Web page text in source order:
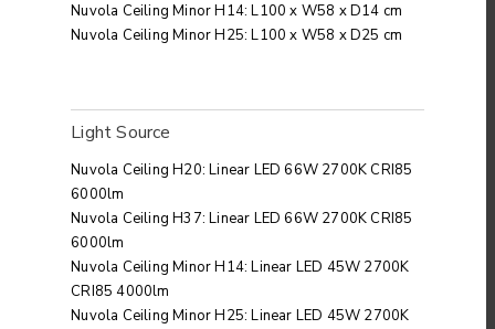
Nuvola Ceiling Minor H14: L100 x W58 x D14 cm
Nuvola Ceiling Minor H25: L100 x W58 x D25 cm
Light Source
Nuvola Ceiling H20: Linear LED 66W 2700K CRI85
6000lm
Nuvola Ceiling H37: Linear LED 66W 2700K CRI85
6000lm
Nuvola Ceiling Minor H14: Linear LED 45W 2700K
CRI85 4000lm
Nuvola Ceiling Minor H25: Linear LED 45W 2700K